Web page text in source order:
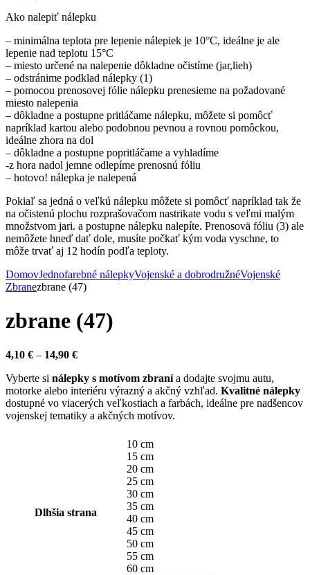
Ako nalepiť nálepku
– minimálna teplota pre lepenie nálepiek je 10°C, ideálne je ale
lepenie nad teplotu 15°C
– miesto určené na nalepenie dôkladne očistíme (jar,lieh)
– odstránime podklad nálepky (1)
– pomocou prenosovej fólie nálepku prenesieme na požadované
miesto nalepenia
– dôkladne a postupne pritláčame nálepku, môžete si pomôcť
napríklad kartou alebo podobnou pevnou a rovnou pomôckou,
ideálne zhora na dol
– dôkladne a postupne popritláčame a vyhladíme
-z hora nadol jemne odlepíme prenosnú fóliu
– hotovo! nálepka je nalepená
Pokiaľ sa jedná o veľkú nálepku môžete si pomôcť napríklad tak že
na očistenú plochu rozprašovačom nastrikate vodu s veľmi malým
množstvom jari. a postupne nálepku nalepíte. Prenosovä fóliu (3) ale
nemôžete hneď dať dole, musíte počkať kým voda vyschne, to
môže trvať aj 12 hodín podľa teploty.
DomovJednofarebné nálepkyVojenské a dobrodružnéVojenské
Zbranezbrane (47)
zbrane (47)
4,10 € – 14,90 €Price
4,10 €
through
14,90 €
Vyberte si nálepky s motívom zbranía dodajte svojmu autu,
motorke alebo interiéru výrazný a akčný vzhľad. Kvalitné nálepky
dostupné vo viacerých veľkostiach a farbách, ideálne pre nadšencov
vojenskej tematiky a akčných motívov.
Dlhšia strana
10 cm
15 cm
20 cm
25 cm
30 cm
35 cm
40 cm
45 cm
50 cm
55 cm
60 cm